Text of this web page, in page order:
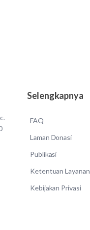
Selengkapnya
FAQ
Laman Donasi
Publikasi
Ketentuan Layanan
Kebijakan Privasi